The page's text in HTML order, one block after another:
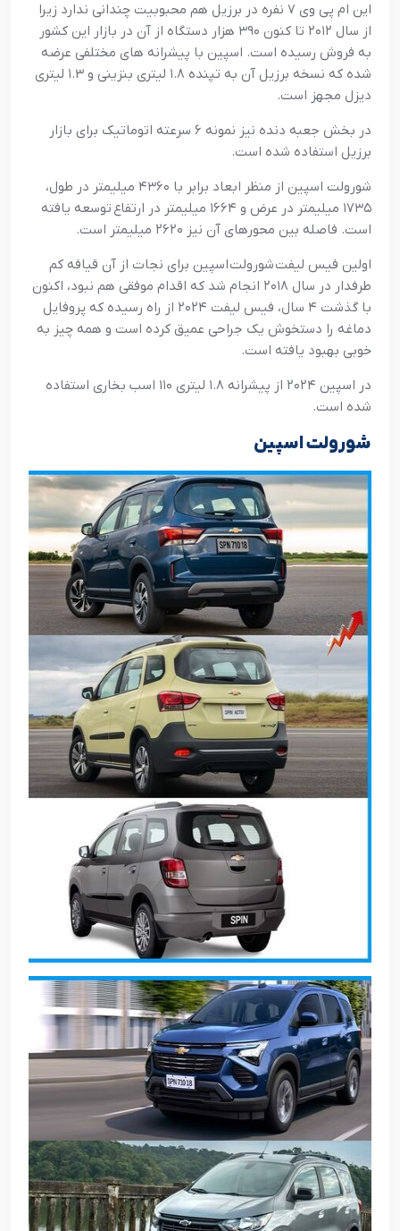
این ام پی وی ۷ نفره در برزیل هم محبوبیت چندانی ندارد زیرا
از سال ۲۰۱۲ تا کنون ۳۹۰ هزار دستگاه از آن در بازار این کشور
به فروش رسیده است. اسپین با پیشرانه های مختلفی عرضه
شده که نسخه برزیل آن به تپنده ۱.۸ لیتری بنزینی و ۱.۳ لیتری
دیزل مجهز است.
در بخش جعبه دنده نیز نمونه ۶ سرعته اتوماتیک برای بازار
برزیل استفاده شده است.
شورولت اسپین از منظر ابعاد برابر با ۴۳۶۰ میلیمتر در طول،
۱۷۳۵ میلیمتر در عرض و ۱۶۶۴ میلیمتر در ارتفاع توسعه یافته
است. فاصله بین محورهای آن نیز ۲۶۲۰ میلیمتر است.
اولین فیس لیفت شورولت اسپین برای نجات از آن قیافه کم
طرفدار در سال ۲۰۱۸ انجام شد که اقدام موفقی هم نبود، اکنون
با گذشت ۴ سال، فیس لیفت ۲۰۲۴ از راه رسیده که پروفایل
دماغه را دستخوش یک جراحی عمیق کرده است و همه چیز به
خوبی بهبود یافته است.
در اسپین ۲۰۲۴ از پیشرانه ۱.۸ لیتری ۱۱۰ اسب بخاری استفاده
شده است.
شورولت اسپین